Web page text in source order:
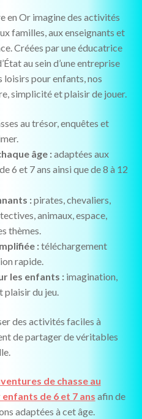
en Or imagine des activités
familles, aux enseignants et
Créées par une éducatrice
au sein d’une entreprise
loisirs pour enfants, nos
simplicité et plaisir de jouer.
au trésor, enquêtes et
âge :adaptées aux
6 et 7 ans ainsi que de 8 à 12
:pirates, chevaliers,
animaux, espace,
thèmes.
:téléchargement
rapide.
les enfants :imagination,
du jeu.
des activités faciles à
de partager de véritables
de chasse au
de 6 et 7 ans afin de
adaptées à cet âge.